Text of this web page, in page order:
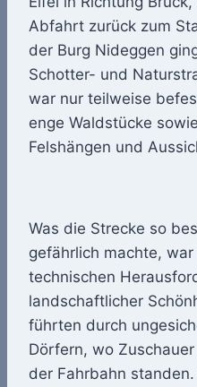
Abfahrt zurück zum
der Burg Nideggen
Schotter- und
war nur teilweise
enge Waldstücke
Felshängen und
Was die Strecke so
gefährlich machte,
technischen
landschaftlicher
führten durch
Dörfern, wo
der Fahrbahn